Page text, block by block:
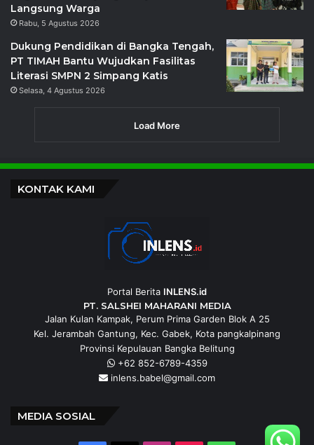
Langsung Warga
Rabu, 5 Agustus 2026
Dukung Pendidikan di Bangka Tengah,
PT TIMAH Bantu Wujudkan Fasilitas
Literasi SMPN 2 Simpang Katis
Selasa, 4 Agustus 2026
Load More
KONTAK KAMI
Portal Berita INLENS.id
PT. SALSHEI MAHARANI MEDIA
Jalan Kulan Kampak, Perum Prima Garden Blok A 25
Kel. Jerambah Gantung, Kec. Gabek, Kota pangkalpinang
Provinsi Kepulauan Bangka Belitung
+62 852-6789-4359
inlens.babel@gmail.com
MEDIA SOSIAL